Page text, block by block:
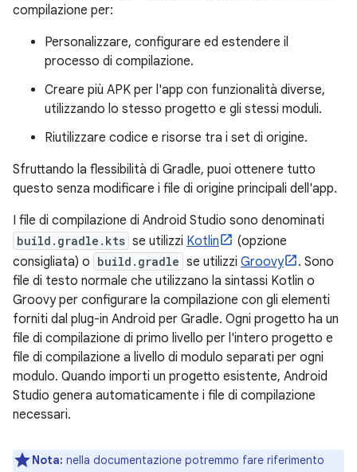
compilazione per:
Personalizzare, configurare ed estendere il
processo di compilazione.
Creare più APK per l'app con funzionalità diverse,
utilizzando lo stesso progetto e gli stessi moduli.
Riutilizzare codice e risorse tra i set di origine.
Sfruttando la flessibilità di Gradle, puoi ottenere tutto
questo senza modificare i file di origine principali dell'app.
I file di compilazione di Android Studio sono denominati
build.gradle.kts se utilizzi Kotlin
(opzione
consigliata) o build.gradle se utilizzi Groovy
. Sono
file di testo normale che utilizzano la sintassi Kotlin o
Groovy per configurare la compilazione con gli elementi
forniti dal plug-in Android per Gradle. Ogni progetto ha un
file di compilazione di primo livello per l'intero progetto e
file di compilazione a livello di modulo separati per ogni
modulo. Quando importi un progetto esistente, Android
Studio genera automaticamente i file di compilazione
necessari.
Nota: nella documentazione potremmo fare riferimento